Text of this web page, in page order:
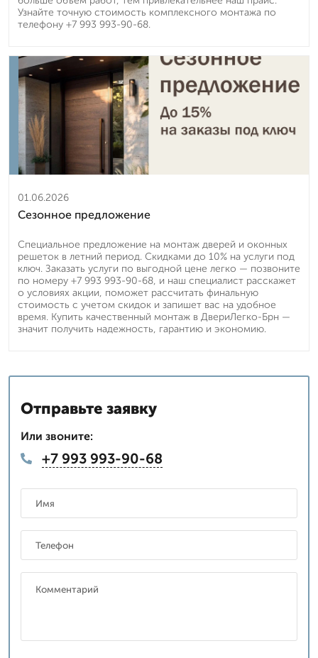
Узнайте точную стоимость комплексного монтажа по
телефону +7 993 993-90-68.
01.06.2026
Сезонное предложение
Специальное предложение на монтаж дверей и оконных
решеток в летний период. Скидками до 10% на услуги под
ключ. Заказать услуги по выгодной цене легко — позвоните
по номеру +7 993 993-90-68, и наш специалист расскажет
о условиях акции, поможет рассчитать финальную
стоимость с учетом скидок и запишет вас на удобное
время. Купить качественный монтаж в ДвериЛегко-Брн —
значит получить надежность, гарантию и экономию.
Отправьте заявку
Или звоните:
+7 993 993-90-68